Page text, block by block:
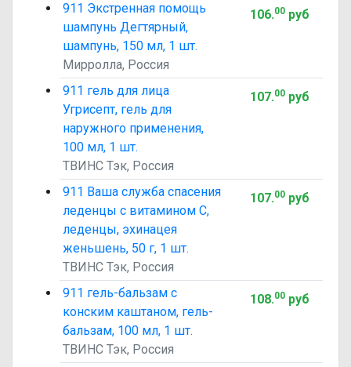
911 Экстренная помощь
шампунь Дегтярный,
шампунь, 150 мл, 1 шт.
Мирролла, Россия
106.00руб
911 гель для лица
Угрисепт, гель для
наружного применения,
100 мл, 1 шт.
ТВИНС Тэк, Россия
107.00руб
911 Ваша служба спасения
леденцы с витамином C,
леденцы, эхинацея
женьшень, 50 г, 1 шт.
ТВИНС Тэк, Россия
107.00руб
911 гель-бальзам с
конским каштаном, гель-
бальзам, 100 мл, 1 шт.
ТВИНС Тэк, Россия
108.00руб